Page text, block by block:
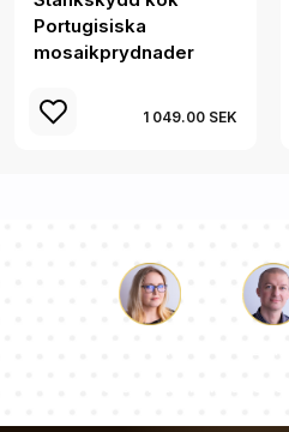
Portugisiska
mosaikprydnader
1 049.00 SEK